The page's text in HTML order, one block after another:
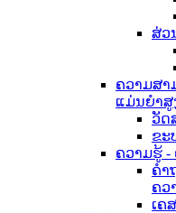
ສ່ວ
ຄວາມສາ
ແມ່ນຍໍາສູ
ວັດ
ຂະ
ຄວາມຮູ້ -
ຄຳ
ຄວ
ເຄ